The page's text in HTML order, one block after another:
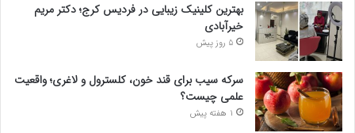
بهترین کلینیک زیبایی در فردیس کرج؛ دکتر مریم
خیرآبادی
5 روز پیش
سرکه سیب برای قند خون، کلسترول و لاغری؛ واقعیت
علمی چیست؟
1 هفته پیش